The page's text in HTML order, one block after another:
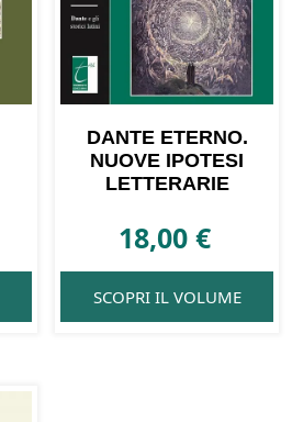
DANTE ETERNO.
NUOVE IPOTESI
LETTERARIE
18,00 €
SCOPRI IL VOLUME